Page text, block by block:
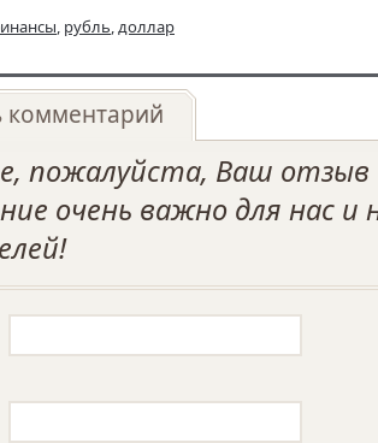
, рубль,доллар
комментарий
пожалуйста, Ваш отзыв
очень важно для нас и